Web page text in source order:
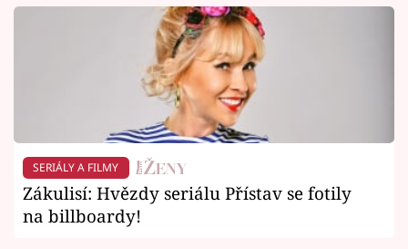
SERIÁLY A FILMY
Zákulisí: Hvězdy seriálu Přístav se fotily
na billboardy!